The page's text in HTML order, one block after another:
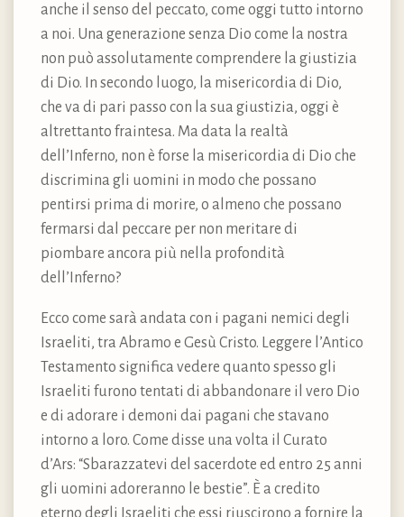
anche il senso del peccato, come oggi tutto intorno
a noi. Una generazione senza Dio come la nostra
non può assolutamente comprendere la giustizia
di Dio. In secondo luogo, la misericordia di Dio,
che va di pari passo con la sua giustizia, oggi è
altrettanto fraintesa. Ma data la realtà
dell’Inferno, non è forse la misericordia di Dio che
discrimina gli uomini in modo che possano
pentirsi prima di morire, o almeno che possano
fermarsi dal peccare per non meritare di
piombare ancora più nella profondità
dell’Inferno?
Ecco come sarà andata con i pagani nemici degli
Israeliti, tra Abramo e Gesù Cristo. Leggere l’Antico
Testamento significa vedere quanto spesso gli
Israeliti furono tentati di abbandonare il vero Dio
e di adorare i demoni dai pagani che stavano
intorno a loro. Come disse una volta il Curato
d’Ars: “Sbarazzatevi del sacerdote ed entro 25 anni
gli uomini adoreranno le bestie”. È a credito
eterno degli Israeliti che essi riuscirono a fornire la